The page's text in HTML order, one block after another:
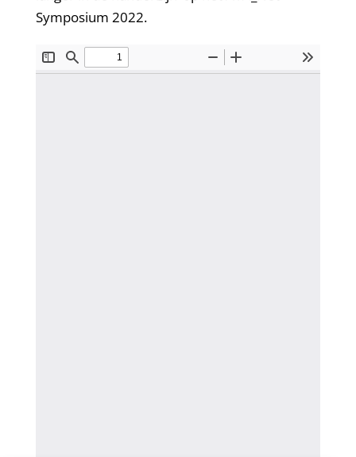
Symposium 2022.